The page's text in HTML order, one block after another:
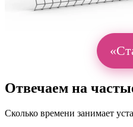
Отвечаем на
Сколько времени занимает